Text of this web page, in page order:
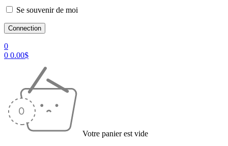
Se souvenir de moi
0
0 0.00$
Votre panier est vide